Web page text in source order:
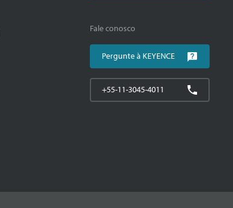
Fale conosco
Pergunte à KEYENCE
+55-11-3045-4011